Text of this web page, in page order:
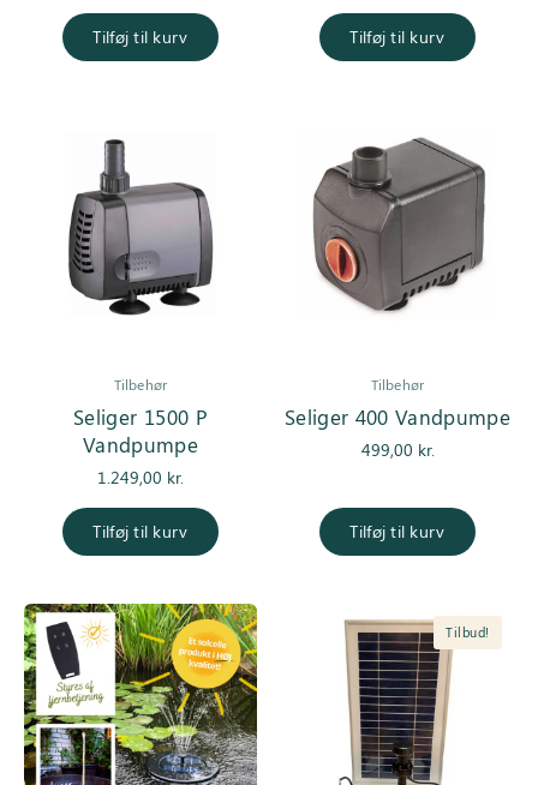
Tilføj til kurv Tilføj til kurv
Tilbehør
Seliger 1500 P
Vandpumpe
1.249,00 kr.
Tilføj til kurv
Tilbehør
Seliger 400 Vandpumpe
499,00 kr.
Tilføj til kurv
Tilbud!